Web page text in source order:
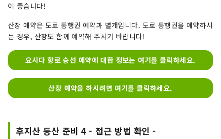
이 좋습니다!
산장 예약은 도로 통행권 예약과 별개입니다. 도로 통행권을 예약하시
는 경우, 산장도 함께 예약해 주시기 바랍니다!
요시다 항로 승선 예약에 대한 정보는 여기를 클릭하세요.
산장 예약을 하시려면 여기를 클릭하세요.
후지산 등산 준비 4 - 접근 방법 확인 -